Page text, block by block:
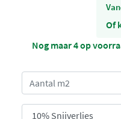
Of
Nog maar 4 op